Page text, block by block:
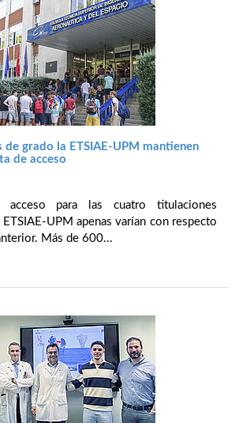
de grado la ETSIAE-UPM mantienen
de acceso
acceso para las cuatro titulaciones
UPM apenas varían con respecto
Más de 600...